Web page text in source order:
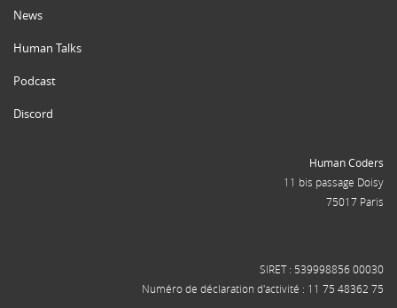
News
Human Talks
Podcast
Discord
Human Coders
11 bis passage Doisy
75017 Paris
SIRET : 539998856 00030
Numéro de déclaration d'activité : 11 75 48362 75